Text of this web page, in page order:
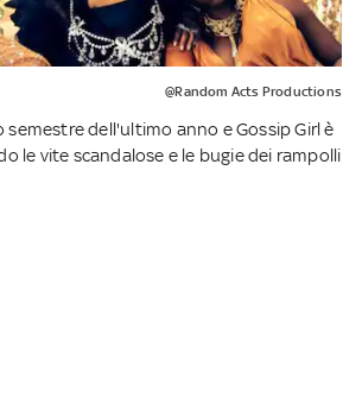
@Random Acts Productions
semestre dell'ultimo anno e Gossip Girl è
le vite scandalose e le bugie dei rampolli